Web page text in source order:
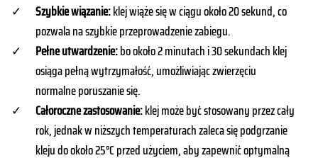
Szybkie wiązanie:klej wiąże się w ciągu około 20 sekund, co
pozwala na szybkie przeprowadzenie zabiegu.
Pełne utwardzenie:bo około 2 minutach i 30 sekundach klej
osiąga pełną wytrzymałość, umożliwiając zwierzęciu
normalne poruszanie się.
Całoroczne zastosowanie:klej może być stosowany przez cały
rok, jednak w niższych temperaturach zaleca się podgrzanie
kleju do około 25°C przed użyciem, aby zapewnić optymalną